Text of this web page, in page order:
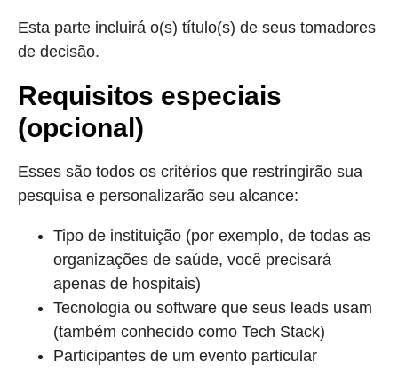
Esta parte incluirá o(s) título(s) de seus tomadores
de decisão.
Requisitos especiais
(opcional)
Esses são todos os critérios que restringirão sua
pesquisa e personalizarão seu alcance:
Tipo de instituição (por exemplo, de todas as
organizações de saúde, você precisará
apenas de hospitais)
Tecnologia ou software que seus leads usam
(também conhecido como Tech Stack)
Participantes de um evento particular